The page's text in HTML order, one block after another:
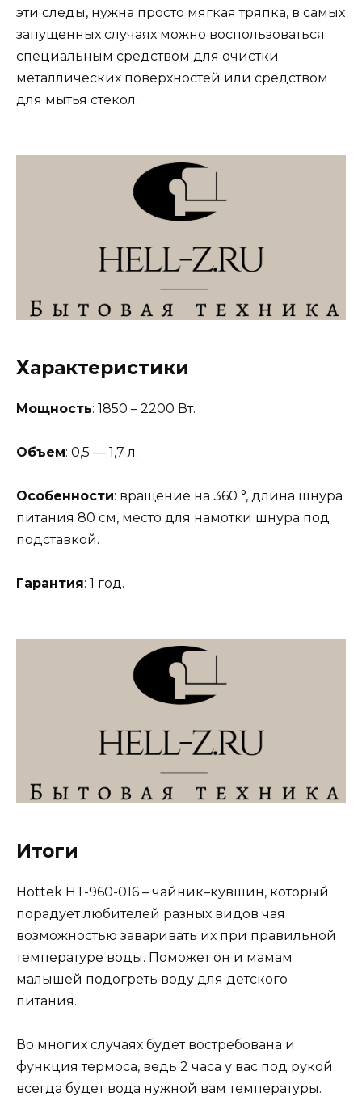
эти следы, нужна просто мягкая тряпка, в самых
запущенных случаях можно воспользоваться
специальным средством для очистки
металлических поверхностей или средством
для мытья стекол.
Характеристики
Мощность: 1850 – 2200 Вт.
Объем: 0,5 — 1,7 л.
Особенности: вращение на 360 °, длина шнура
питания 80 см, место для намотки шнура под
подставкой.
Гарантия: 1 год.
Итоги
Hottek HT-960-016 – чайник–кувшин, который
порадует любителей разных видов чая
возможностью заваривать их при правильной
температуре воды. Поможет он и мамам
малышей подогреть воду для детского
питания.
Во многих случаях будет востребована и
функция термоса, ведь 2 часа у вас под рукой
всегда будет вода нужной вам температуры.